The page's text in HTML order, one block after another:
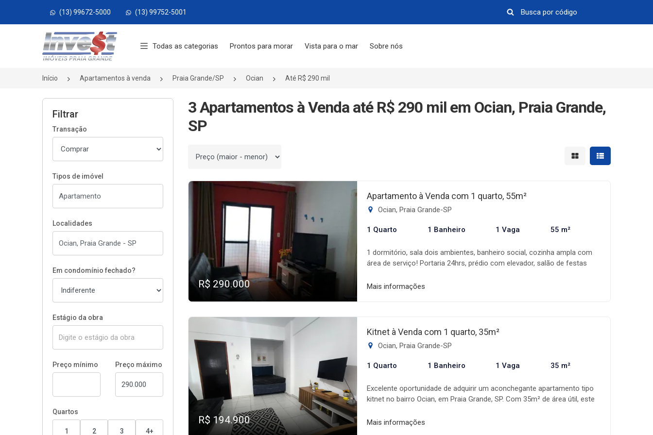
(13) 99672-5000 (13) 99752-5001
Página inicial
Todas as categorias Prontos para morar Vista para o mar Sobre nós
Início Apartamentos à venda Praia Grande/SP Ocian Até R$ 290 mil
Filtrar
Transação
Tipos de imóvel
Localidades
Em condomínio fechado?
Estágio da obra
Preço mínimo Preço máximo
Quartos
1 2 3 4+
3 Apartamentos à Venda até R$ 290 mil em Ocian, Praia Grande,
SP
Ordenar por Mostrar resultados em
Mostrar
R$ 290.000
Apartamento à Venda com 1 quarto, 55m²
Ocian, Praia Grande-SP
1 Quarto 1 Banheiro 1 Vaga 55 m²
1 dormitório, sala dois ambientes, banheiro social, cozinha ampla com
área de serviço! Portaria 24hrs, prédio com elevador, salão de festas
conferir! Pertinho do mar.
Mais informações
R$ 194.900
Kitnet à Venda com 1 quarto, 35m²
Ocian, Praia Grande-SP
1 Quarto 1 Banheiro 1 Vaga 35 m²
Excelente oportunidade de adquirir um aconchegante apartamento tipo
kitnet no bairro Ocian, em Praia Grande, SP. Com 35m² de área útil, este
com box blindex e 1 vaga de garagem, ideal para quem busca praticidade
Mais informações